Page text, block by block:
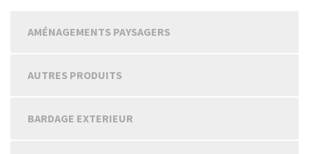
AMÉNAGEMENTS PAYSAGERS
AUTRES PRODUITS
BARDAGE EXTERIEUR